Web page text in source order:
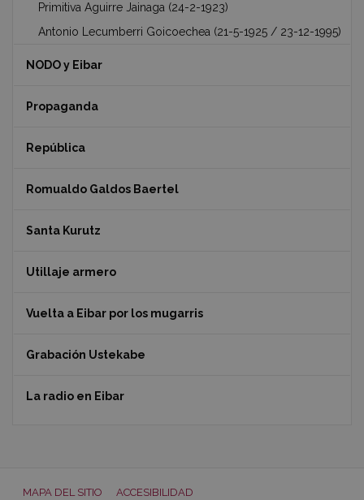
Primitiva Aguirre Jainaga (24-2-1923)
Antonio Lecumberri Goicoechea (21-5-1925 / 23-12-1995)
NODO y Eibar
Propaganda
República
Romualdo Galdos Baertel
Santa Kurutz
Utillaje armero
Vuelta a Eibar por los mugarris
Grabación Ustekabe
La radio en Eibar
MAPA DEL SITIO ACCESIBILIDAD